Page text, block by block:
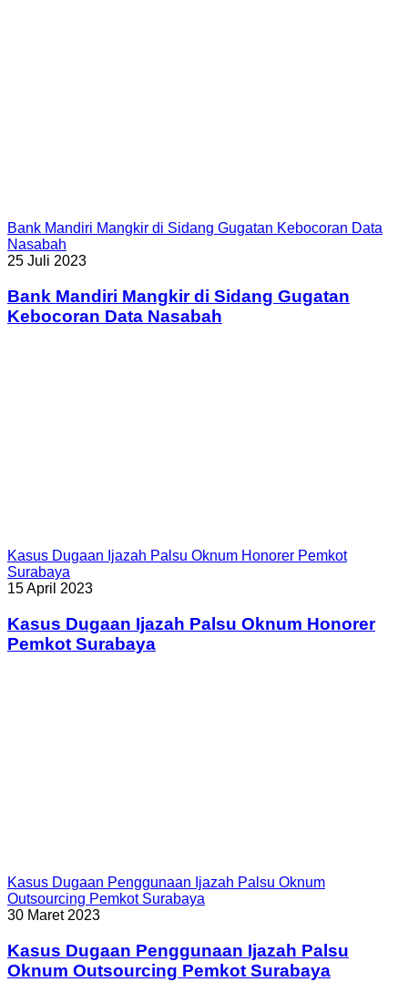
Bank Mandiri Mangkir di Sidang Gugatan Kebocoran Data
Nasabah
25 Juli 2023
Bank Mandiri Mangkir di Sidang Gugatan
Kebocoran Data Nasabah
Kasus Dugaan Ijazah Palsu Oknum Honorer Pemkot
Surabaya
15 April 2023
Kasus Dugaan Ijazah Palsu Oknum Honorer
Pemkot Surabaya
Kasus Dugaan Penggunaan Ijazah Palsu Oknum
Outsourcing Pemkot Surabaya
30 Maret 2023
Kasus Dugaan Penggunaan Ijazah Palsu
Oknum Outsourcing Pemkot Surabaya